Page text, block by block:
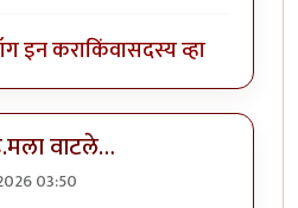
इन कराकिंवासदस्य व्हा
वाटले…
03:50